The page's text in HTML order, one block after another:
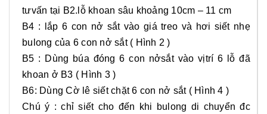
tưvấn tại B2.lỗ khoan sâu khoảng 10cm – 11 cm
B4 : lắp 6 con nở sắt vào giá treo và hơi siết nhẹ
bulong của 6 con nở sắt ( Hình 2 )
B5 : Dùng búa đóng 6 con nởsắt vào vịtrí 6 lỗ đã
khoan ở B3 ( Hình 3 )
B6: Dùng Cờ lê siết chặt 6 con nở sắt ( Hình 4 )
Chú ý : chỉ siết cho đến khi bulong di chuyển đc